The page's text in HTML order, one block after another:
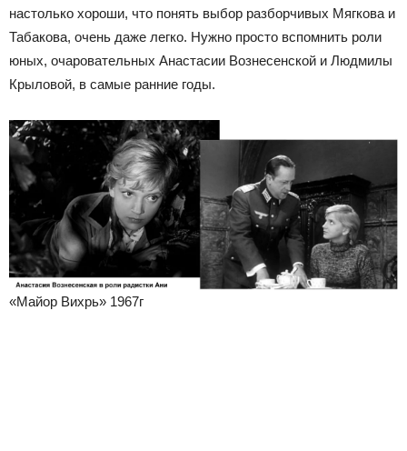
настолько хороши, что понять выбор разборчивых Мягкова и
Табакова, очень даже легко. Нужно просто вспомнить роли
юных, очаровательных Анастасии Вознесенской и Людмилы
Крыловой, в самые ранние годы.
«Майор Вихрь» 1967г